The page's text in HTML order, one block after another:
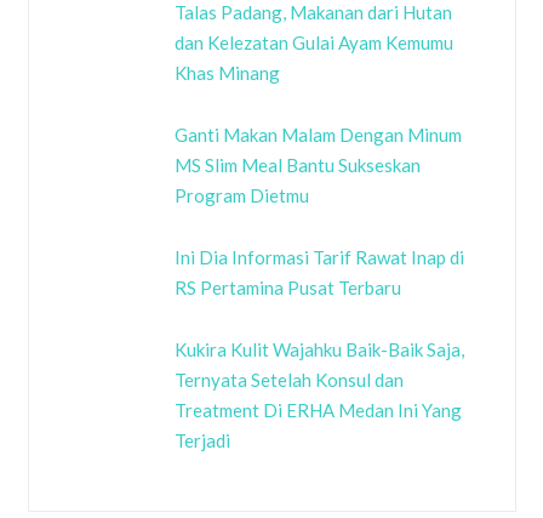
Talas Padang, Makanan dari Hutan
dan Kelezatan Gulai Ayam Kemumu
Khas Minang
Ganti Makan Malam Dengan Minum
MS Slim Meal Bantu Sukseskan
Program Dietmu
Ini Dia Informasi Tarif Rawat Inap di
RS Pertamina Pusat Terbaru
Kukira Kulit Wajahku Baik-Baik Saja,
Ternyata Setelah Konsul dan
Treatment Di ERHA Medan Ini Yang
Terjadi